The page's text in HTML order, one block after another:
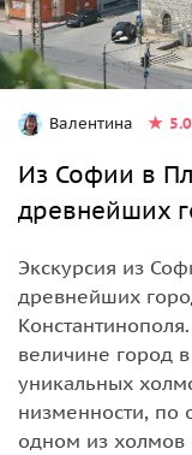
Валентина 5.0
Из Софии в
древнейших
Экскурсия из
древнейших
величине город
уникальных
низменности,
одном из холмов